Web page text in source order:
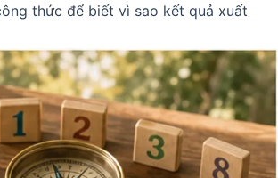
thức để biết vì sao kết quả xuất